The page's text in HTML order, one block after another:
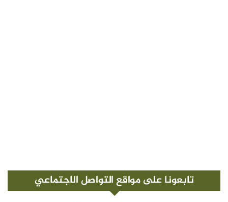
تابعونا على مواقع التواصل الاجتماعي